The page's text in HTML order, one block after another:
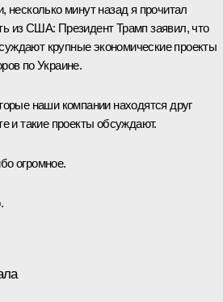
несколько минут назад я прочитал
из США: Президент Трамп заявил, что
крупные экономические проекты
по Украине.
наши компании находятся друг
и такие проекты обсуждают.
огромное.